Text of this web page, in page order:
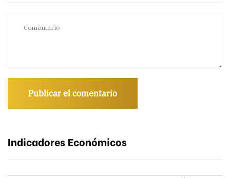
Indicadores Económicos